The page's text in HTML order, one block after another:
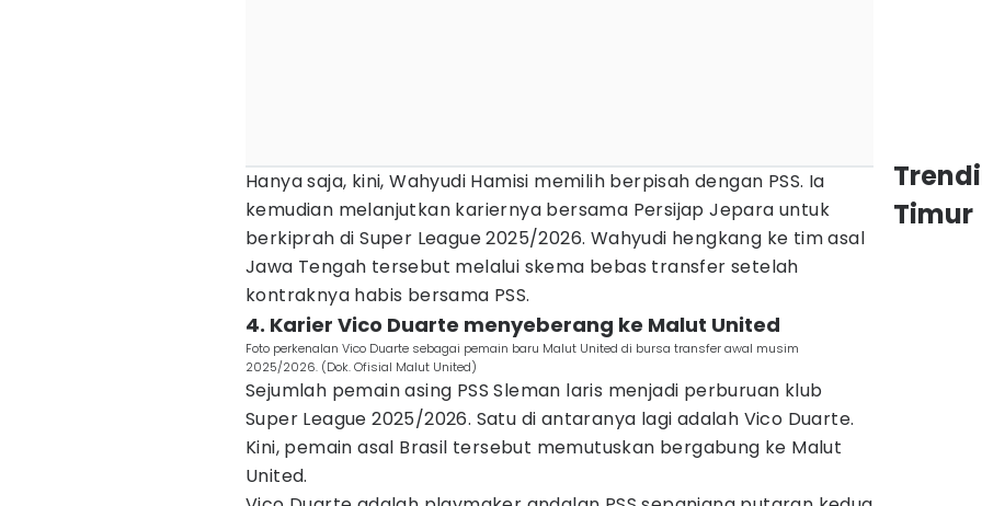
Hanya saja, kini, Wahyudi Hamisi memilih berpisah dengan PSS. Ia
kemudian melanjutkan kariernya bersama Persijap Jepara untuk
berkiprah di Super League 2025/2026. Wahyudi hengkang ke tim asal
Jawa Tengah tersebut melalui skema bebas transfer setelah
kontraknya habis bersama PSS.
4. Karier Vico Duarte menyeberang ke Malut United
Foto perkenalan Vico Duarte sebagai pemain baru Malut United di bursa transfer awal musim
2025/2026. (Dok. Ofisial Malut United)
Sejumlah pemain asing PSS Sleman laris menjadi perburuan klub
Super League 2025/2026. Satu di antaranya lagi adalah Vico Duarte.
Kini, pemain asal Brasil tersebut memutuskan bergabung ke Malut
United.
Timur